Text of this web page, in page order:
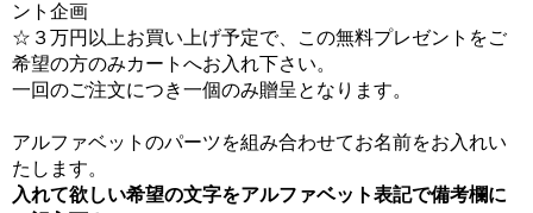
ント企画
☆３万円以上お買い上げ予定で、この無料プレゼントをご
希望の方のみカートへお入れ下さい。
一回のご注文につき一個のみ贈呈となります。
アルファベットのパーツを組み合わせてお名前をお入れい
たします。
入れて欲しい希望の文字をアルファベット表記で備考欄に